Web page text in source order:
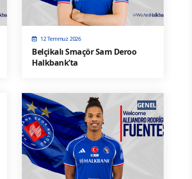
12 Temmuz 2026
Belçikalı Smaçör Sam Deroo
Halkbank’ta
GENEL